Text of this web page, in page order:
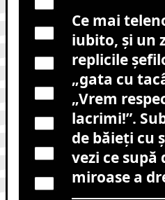
Ce mai
iubito, și un
replicile
„gata cu
„Vrem
lacrimi!”.
de băieți cu
vezi ce supă
miroase a